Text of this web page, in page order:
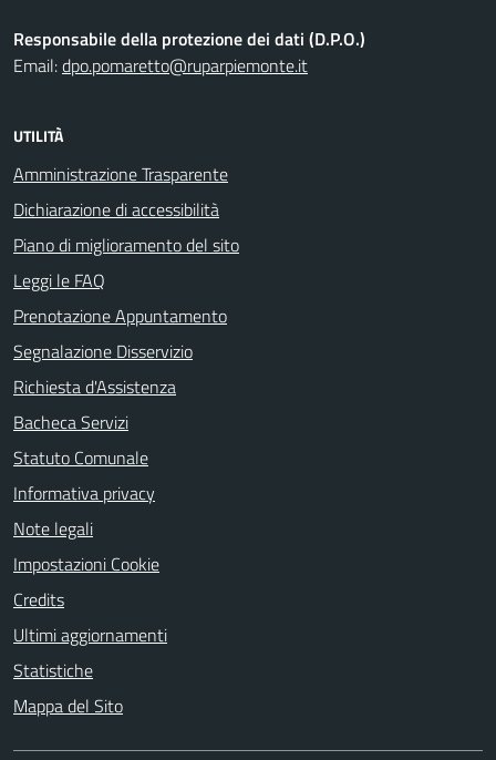
Responsabile della protezione dei dati (D.P.O.)
Email:dpo.pomaretto@ruparpiemonte.it
UTILITÀ
Amministrazione Trasparente
Dichiarazione di accessibilità
Piano di miglioramento del sito
Leggi le FAQ
Prenotazione Appuntamento
Segnalazione Disservizio
Richiesta d'Assistenza
Bacheca Servizi
Statuto Comunale
Informativa privacy
Note legali
Impostazioni Cookie
Credits
Ultimi aggiornamenti
Statistiche
Mappa del Sito